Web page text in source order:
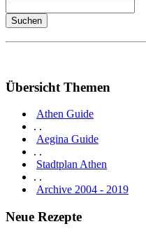
Übersicht Themen
Athen Guide
. .
Aegina Guide
. .
Stadtplan Athen
. .
Archive 2004 - 2019
Neue Rezepte